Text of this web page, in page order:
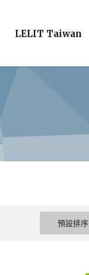
LELIT Taiwan
預設排序